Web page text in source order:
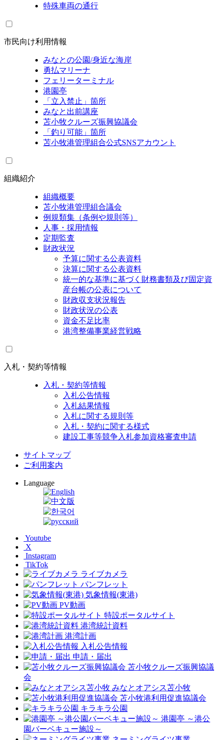
特殊車両の通行
市民向け利用情報
みなとの公園/身近な海岸
勇払マリーナ
フェリーターミナル
港園亭
「立入禁止」箇所
みなと出前講座
苫小牧クルーズ振興協議会
「釣り可能」箇所
苫小牧港管理組合公式SNSアカウント
組織紹介
組織概要
苫小牧港管理組合議会
例規類集（条例や規則等）
人事・採用情報
定期監査
財政状況
予算に関する公表資料
決算に関する公表資料
統一的な基準に基づく財務書類及び固定資
産台帳の公表について
財政収支状況報告
財政状況の公表
資金不足比率
港湾整備事業経営戦略
入札・契約等情報
入札・契約等情報
入札公告情報
入札結果情報
入札に関する規則等
入札・契約に関する様式
建設工事等競争入札参加資格審査申請
サイトマップ
ご利用案内
Language
Youtube
X
Instagram
TikTok
ライブカメラ
パンフレット
気象情報(東港)
PV動画
特設ポータルサイト
港湾統計資料
港湾計画
入札公告情報
申請・届出
苫小牧クルーズ振興協議
会
みなとオアシス苫小牧
苫小牧港利用促進協議会
キラキラ公園
港園亭 ～港公
園バーベキュー施設～